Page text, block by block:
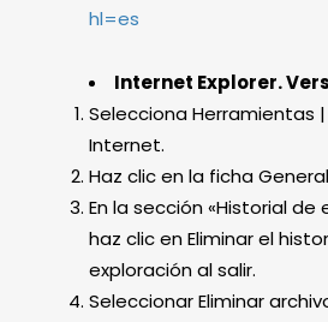
hl=es
Internet Explorer.
Selecciona Herramientas
Internet.
Haz clic en la ficha
En la sección «Historial de
haz clic en Eliminar el
exploración al salir.
Seleccionar Eliminar